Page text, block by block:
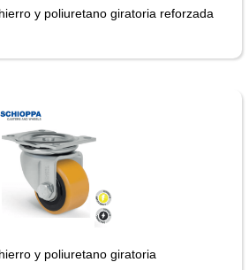
y poliuretano giratoria reforzada
y poliuretano giratoria